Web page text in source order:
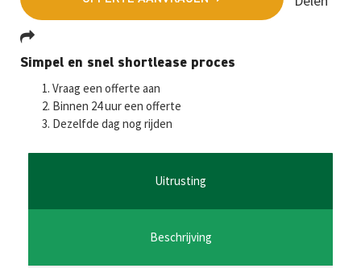
Fa
ce
b
o
o
T
wi
tt
er
E
m
ai
l
W
h
at
sA
p
p
M
se
ge
r
Simpel en snel shortlease proces
Vraag een offerte aan
Binnen 24 uur een offerte
Dezelfde dag nog rijden
Uitrusting
Beschrijving